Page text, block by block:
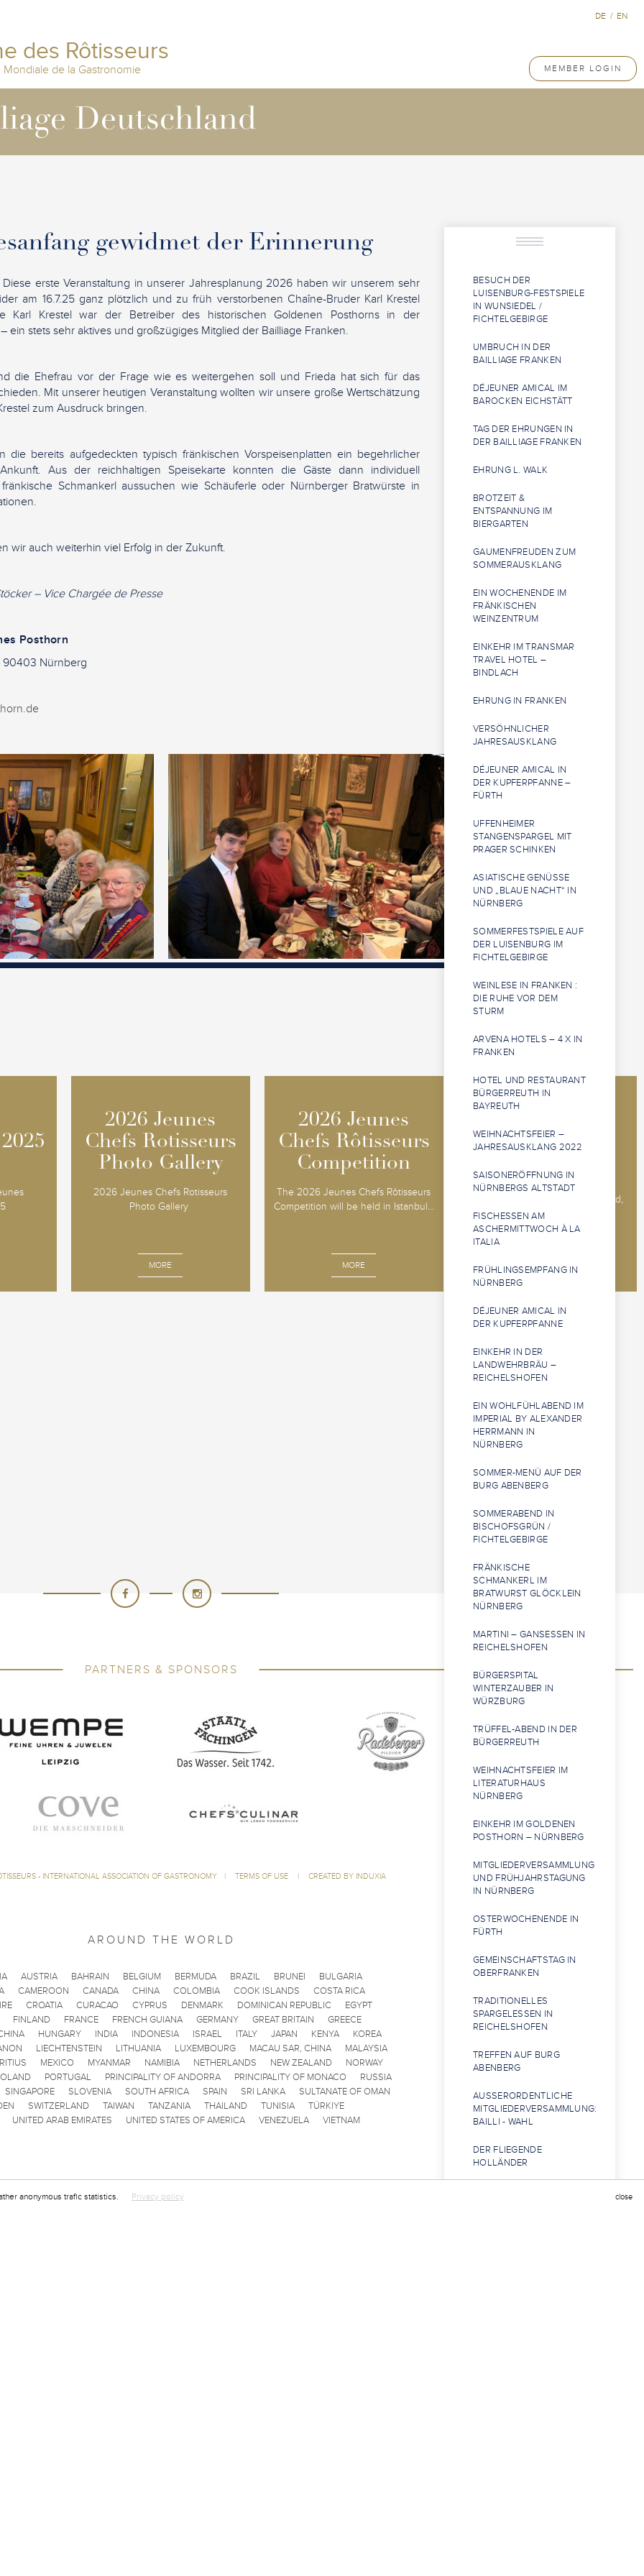
des Rôtisseurs
Mondiale de la Gastronomie MEMBER LOGIN
DE / EN
Deutschland
gewidmet der Erinnerung
Diese erste Veranstaltung in unserer Jahresplanung 2026 haben wir unserem sehr
am 16.7.25 ganz plötzlich und zu früh verstorbenen Chaîne-Bruder Karl Krestel
Karl Krestel war der Betreiber des historischen Goldenen Posthorns in der
ein stets sehr aktives und großzügiges Mitglied der Bailliage Franken.
die Ehefrau vor der Frage wie es weitergehen soll und Frieda hat sich für das
Mit unserer heutigen Veranstaltung wollten wir unsere große Wertschätzung
zum Ausdruck bringen.
die bereits aufgedeckten typisch fränkischen Vorspeisenplatten ein begehrlicher
Aus der reichhaltigen Speisekarte konnten die Gäste dann individuell
Schmankerl aussuchen wie Schäuferle oder Nürnberger Bratwürste in
wir auch weiterhin viel Erfolg in der Zukunft.
– Vice Chargée de Presse
Posthorn
90403 Nürnberg
BESUCH DER
LUISENBURG-FESTSPIELE
IN WUNSIEDEL /
FICHTELGEBIRGE
UMBRUCH IN DER
BAILLIAGE FRANKEN
DÉJEUNER AMICAL IM
BAROCKEN EICHSTÄTT
TAG DER EHRUNGEN IN
DER BAILLIAGE FRANKEN
EHRUNG L. WALK
BROTZEIT &
ENTSPANNUNG IM
BIERGARTEN
GAUMENFREUDEN ZUM
SOMMERAUSKLANG
EIN WOCHENENDE IM
FRÄNKISCHEN
WEINZENTRUM
EINKEHR IM TRANSMAR
TRAVEL HOTEL –
BINDLACH
EHRUNG IN FRANKEN
VERSÖHNLICHER
JAHRESAUSKLANG
DÉJEUNER AMICAL IN
DER KUPFERPFANNE –
FÜRTH
UFFENHEIMER
STANGENSPARGEL MIT
PRAGER SCHINKEN
ASIATISCHE GENÜSSE
UND „BLAUE NACHT“ IN
NÜRNBERG
SOMMERFESTSPIELE AUF
DER LUISENBURG IM
FICHTELGEBIRGE
WEINLESE IN FRANKEN :
DIE RUHE VOR DEM
STURM
ARVENA HOTELS – 4 X IN
FRANKEN
HOTEL UND RESTAURANT
BÜRGERREUTH IN
BAYREUTH
WEIHNACHTSFEIER –
JAHRESAUSKLANG 2022
SAISONERÖFFNUNG IN
NÜRNBERGS ALTSTADT
FISCHESSEN AM
ASCHERMITTWOCH À LA
ITALIA
FRÜHLINGSEMPFANG IN
NÜRNBERG
DÉJEUNER AMICAL IN
DER KUPFERPFANNE
EINKEHR IN DER
LANDWEHRBRÄU –
REICHELSHOFEN
EIN WOHLFÜHLABEND IM
IMPERIAL BY ALEXANDER
HERRMANN IN
NÜRNBERG
SOMMER-MENÜ AUF DER
BURG ABENBERG
SOMMERABEND IN
BISCHOFSGRÜN /
FICHTELGEBIRGE
FRÄNKISCHE
SCHMANKERL IM
BRATWURST GLÖCKLEIN
NÜRNBERG
MARTINI – GANSESSEN IN
REICHELSHOFEN
BÜRGERSPITAL
WINTERZAUBER IN
WÜRZBURG
TRÜFFEL-ABEND IN DER
BÜRGERREUTH
WEIHNACHTSFEIER IM
LITERATURHAUS
NÜRNBERG
EINKEHR IM GOLDENEN
POSTHORN – NÜRNBERG
MITGLIEDERVERSAMMLUNG
UND FRÜHJAHRSTAGUNG
IN NÜRNBERG
OSTERWOCHENENDE IN
FÜRTH
GEMEINSCHAFTSTAG IN
OBERFRANKEN
TRADITIONELLES
SPARGELESSEN IN
REICHELSHOFEN
TREFFEN AUF BURG
ABENBERG
AUSSERORDENTLICHE M
ITGLIEDERVERSAMMLUNG:
BAILLI - WAHL
DER FLIEGENDE
HOLLÄNDER
2026 Jeunes
Chefs Rotisseurs
Photo Gallery
2026 Jeunes Chefs Rotisseurs
Photo Gallery
MORE
2026 Jeunes
Chefs Rotisseurs
Photo Gallery
2026 Jeunes
Chefs Rôtisseurs
Competition
The 2026 Jeunes Chefs Rôtisseurs
Competition will be held in Istanbul...
MORE
2026 Jeunes
Chefs Rôtisseurs
Competition
2026 Jeunes
Sommeliers
The 2026 Jeunes Sommeliers
Competition will be held in Båstad,
Sweden, 14 - 18 o...
MORE
2026 Jeunes
Sommeliers
close
anonymous trafic statistics. Privacy policy
PARTNERS & SPONSORS
- INTERNATIONAL ASSOCIATION OF GASTRONOMY | TERMS OF USE | CREATED BY INDUXIA
AROUND THE WORLD
AUSTRIA BAHRAIN BELGIUM BERMUDA BRAZIL BRUNEI
BULGARIA
CAMEROON CANADA CHINA COLOMBIA COOK ISLANDS
COSTA RICA
CROATIA CURACAO CYPRUS DENMARK DOMINICAN REPUBLIC
EGYPT
FINLAND FRANCE FRENCH GUIANA GERMANY GREAT BRITAIN
GREECE
HUNGARY INDIA INDONESIA ISRAEL ITALY JAPAN KENYA
KOREA
LIECHTENSTEIN LITHUANIA LUXEMBOURG MACAU SAR, CHINA
MALAYSIA
MEXICO MYANMAR NAMIBIA NETHERLANDS NEW ZEALAND
NORWAY
PORTUGAL PRINCIPALITY OF ANDORRA PRINCIPALITY OF MONACO
RUSSIA
SINGAPORE SLOVENIA SOUTH AFRICA SPAIN SRI LANKA
SULTANATE OF OMAN
SWITZERLAND TAIWAN TANZANIA THAILAND TUNISIA
TÜRKIYE
UNITED ARAB EMIRATES UNITED STATES OF AMERICA VENEZUELA VIETNAM